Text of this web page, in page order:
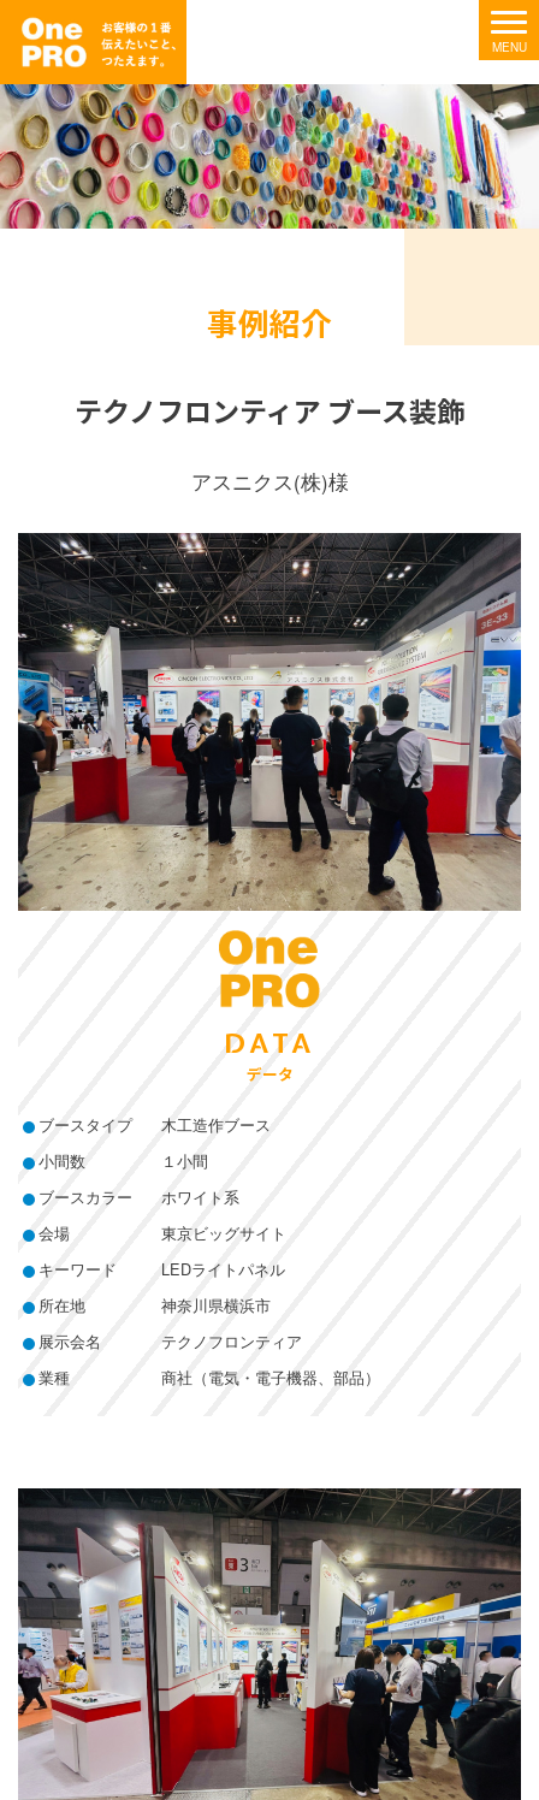
事例紹介
テクノフロンティア ブース装飾
アスニクス(株)様
DATA
データ
ブースタイプ
木工造作ブース
小間数
１小間
ブースカラー
ホワイト系
会場
東京ビッグサイト
キーワード
LEDライトパネル
所在地
神奈川県横浜市
展示会名
テクノフロンティア
業種
商社（電気・電子機器、部品）